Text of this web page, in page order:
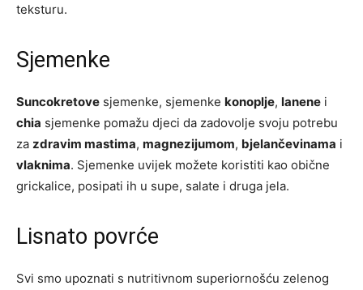
teksturu.
Sjemenke
Suncokretove sjemenke, sjemenke konoplje, lanene i
chia sjemenke pomažu djeci da zadovolje svoju potrebu
za zdravim mastima, magnezijumom, bjelančevinama i
vlaknima. Sjemenke uvijek možete koristiti kao obične
grickalice, posipati ih u supe, salate i druga jela.
Lisnato povrće
Svi smo upoznati s nutritivnom superiornošću zelenog